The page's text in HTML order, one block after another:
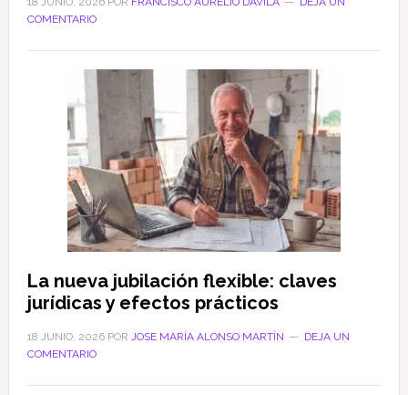
COMENTARIO
La nueva jubilación flexible: claves
jurídicas y efectos prácticos
18 JUNIO, 2026POR JOSE MARÍA ALONSO MARTÍN
DEJA UN
COMENTARIO